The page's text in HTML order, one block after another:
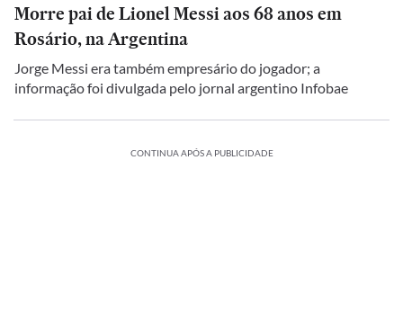
Morre pai de Lionel Messi aos 68 anos em
Rosário, na Argentina
Jorge Messi era também empresário do jogador; a
informação foi divulgada pelo jornal argentino Infobae
CONTINUA APÓS A PUBLICIDADE